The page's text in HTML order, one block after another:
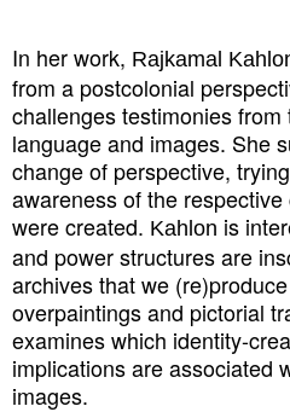
In her work, Rajkamal
from a postcolonial
challenges testimonies
language and images. She
change of perspective,
awareness of the
were created. Kahlon is
and power structures are
archives that we
overpaintings and pictorial
examines which identity-
implications are associated
images.